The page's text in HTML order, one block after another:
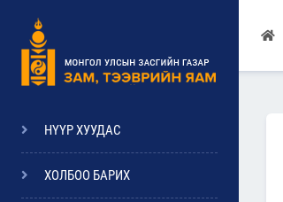
НҮҮР ХУУДАС
ХОЛБОО БАРИХ